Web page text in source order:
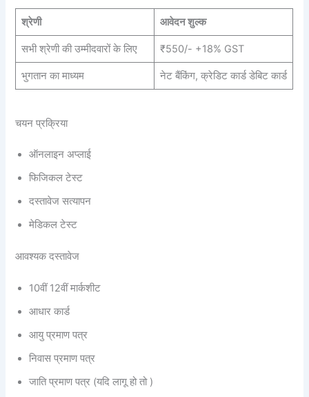
श्रेणी आवेदन शुल्क
सभी श्रेणी की उम्मीदवारों के लिए ₹550/- +18% GST
भुगतान का माध्यम नेट बैंकिंग, क्रेडिट कार्ड डेबिट कार्ड
चयन प्रक्रिया
ऑनलाइन अप्लाई
फिजिकल टेस्ट
दस्तावेज सत्यापन
मेडिकल टेस्ट
आवश्यक दस्तावेज
10वीं 12वीं मार्कशीट
आधार कार्ड
आयु प्रमाण पत्र
निवास प्रमाण पत्र
जाति प्रमाण पत्र (यदि लागू हो तो )